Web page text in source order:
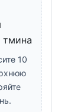
тмина
10